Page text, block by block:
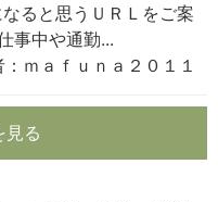
ると思うＵＲＬをご案
事中や通勤...
：ｍａｆｕｎａ２０１１
見る